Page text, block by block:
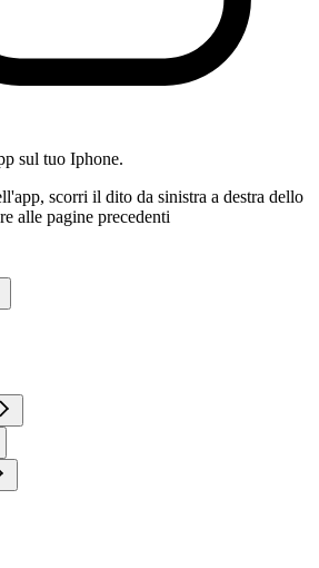
sul tuo Iphone.
scorri il dito da sinistra a destra dello
alle pagine precedenti